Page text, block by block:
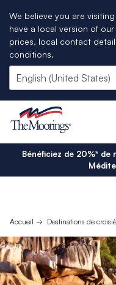
We believe you are
have a local version of
prices, local contact
conditions.
Bénéficiez de 20%*
Accueil Destinations de